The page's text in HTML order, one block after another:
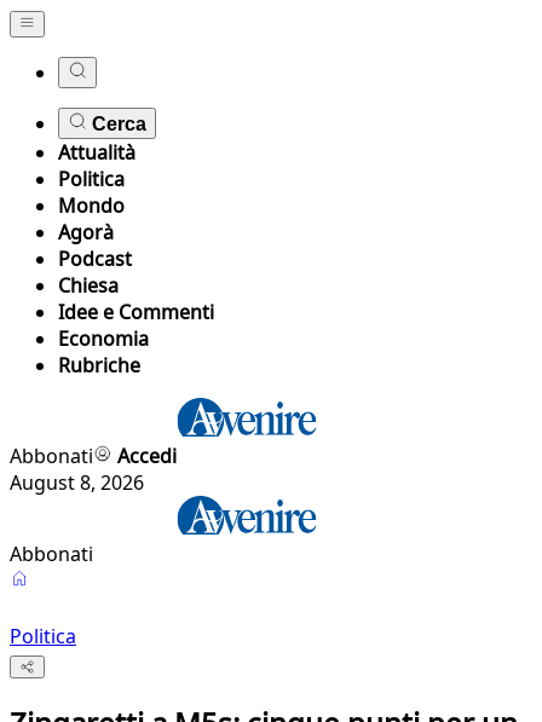
Cerca
Attualità
Politica
Mondo
Agorà
Podcast
Chiesa
Idee e Commenti
Economia
Rubriche
Abbonati
Accedi
August 8, 2026
Abbonati
Politica